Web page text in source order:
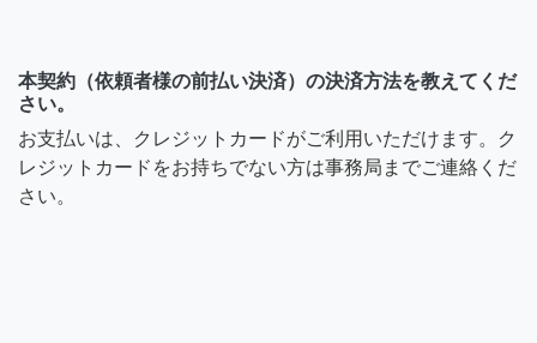
本契約（依頼者様の前払い決済）の決済方法を教えてくだ
さい。
お支払いは、クレジットカードがご利用いただけます。ク
レジットカードをお持ちでない方は事務局までご連絡くだ
さい。